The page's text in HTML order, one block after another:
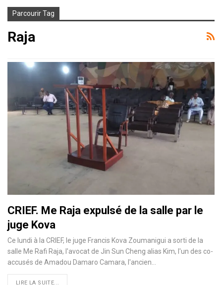
Parcourir Tag
Raja
CRIEF. Me Raja expulsé de la salle par le
juge Kova
Ce lundi à la CRIEF, le juge Francis Kova Zoumanigui a sorti de la
salle Me Rafi Raja, l'avocat de Jin Sun Cheng alias Kim, l'un des co-
accusés de Amadou Damaro Camara, l'ancien…
LIRE LA SUITE...